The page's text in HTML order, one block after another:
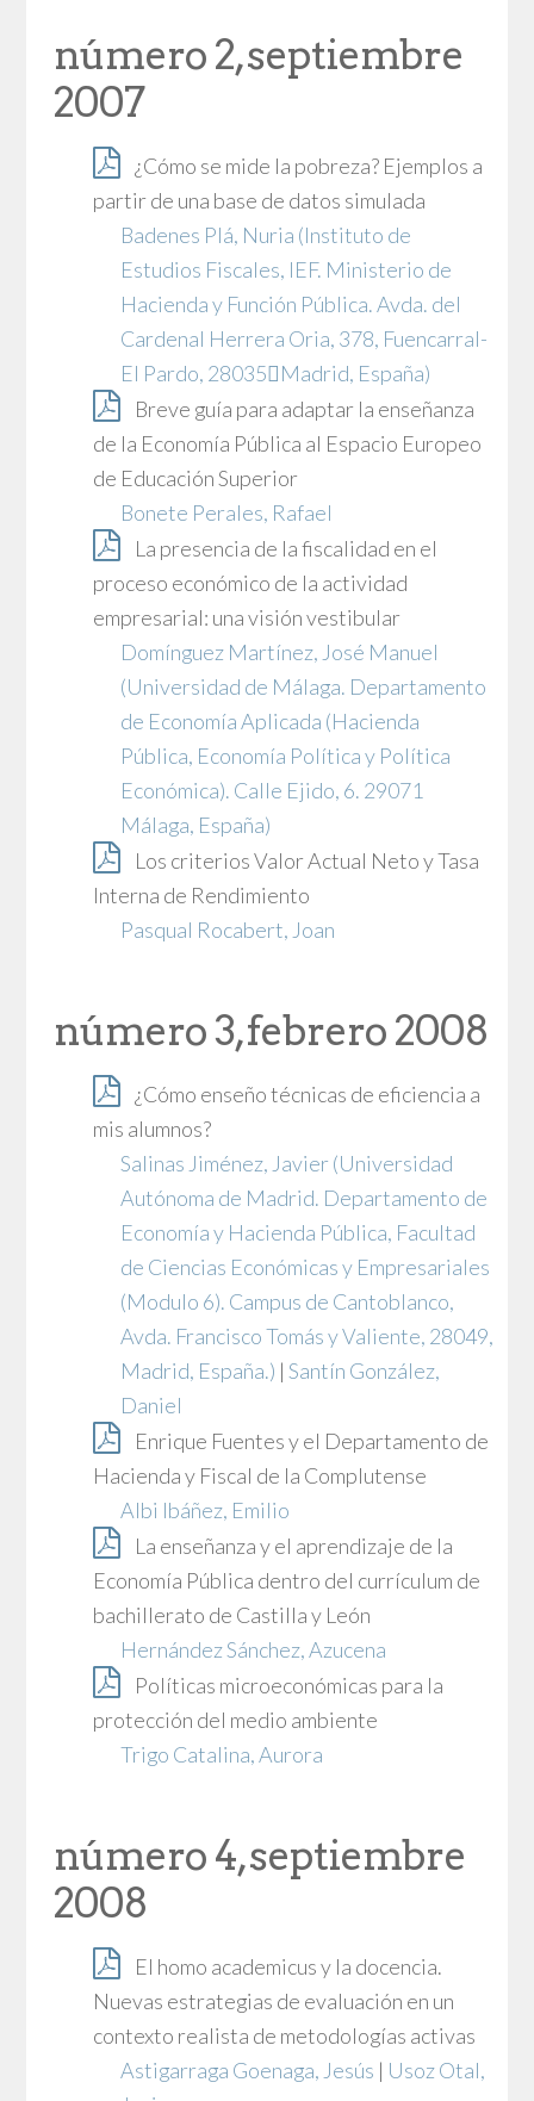
número 2, septiembre
2007
¿Cómo se mide la pobreza? Ejemplos a
partir de una base de datos simulada
Badenes Plá, Nuria (Instituto de
Estudios Fiscales, IEF. Ministerio de
Hacienda y Función Pública. Avda. del
Cardenal Herrera Oria, 378, Fuencarral-
El Pardo, 28035Madrid, España)
Breve guía para adaptar la enseñanza
de la Economía Pública al Espacio Europeo
de Educación Superior
Bonete Perales, Rafael
La presencia de la fiscalidad en el
proceso económico de la actividad
empresarial: una visión vestibular
Domínguez Martínez, José Manuel
(Universidad de Málaga. Departamento
de Economía Aplicada (Hacienda
Pública, Economía Política y Política
Económica). Calle Ejido, 6. 29071
Málaga, España)
Los criterios Valor Actual Neto y Tasa
Interna de Rendimiento
Pasqual Rocabert, Joan
número 3, febrero 2008
¿Cómo enseño técnicas de eficiencia a
mis alumnos?
Salinas Jiménez, Javier (Universidad
Autónoma de Madrid. Departamento de
Economía y Hacienda Pública, Facultad
de Ciencias Económicas y Empresariales
(Modulo 6). Campus de Cantoblanco,
Avda. Francisco Tomás y Valiente, 28049,
Madrid, España.) | Santín González,
Daniel
Enrique Fuentes y el Departamento de
Hacienda y Fiscal de la Complutense
Albi Ibáñez, Emilio
La enseñanza y el aprendizaje de la
Economía Pública dentro del currículum de
bachillerato de Castilla y León
Hernández Sánchez, Azucena
Políticas microeconómicas para la
protección del medio ambiente
Trigo Catalina, Aurora
número 4, septiembre
2008
El homo academicus y la docencia.
Nuevas estrategias de evaluación en un
contexto realista de metodologías activas
Astigarraga Goenaga, Jesús | Usoz Otal,